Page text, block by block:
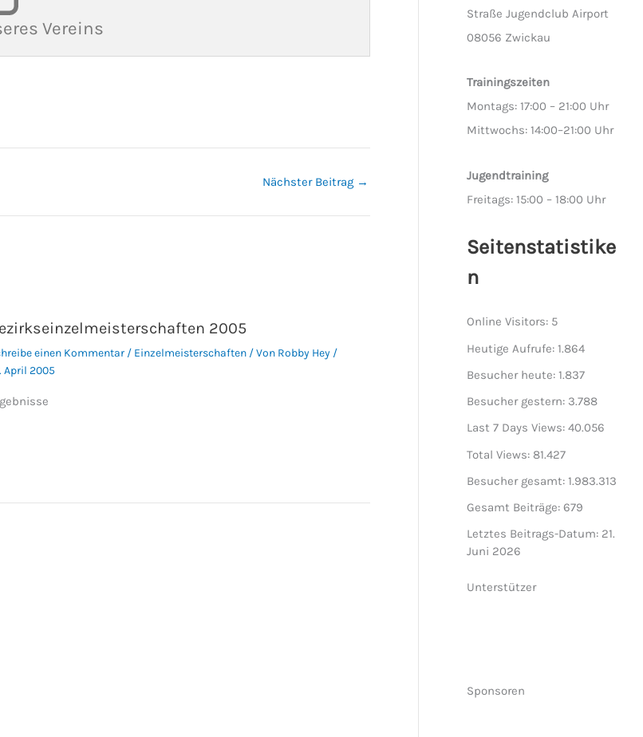
Vereins
Nächster Beitrag →
2005
einen Kommentar / Einzelmeisterschaften/ Von Robby Hey /
April 2005
Straße Jugendclub Airport
08056 Zwickau
Trainingszeiten
Montags: 17:00 – 21:00 Uhr
Mittwochs: 14:00–21:00 Uhr
Jugendtraining
Freitags: 15:00 – 18:00 Uhr
Seitenstatistike
n
Online Visitors: 5
Heutige Aufrufe:1.864
Besucher heute:1.837
Besucher gestern: 3.788
Last 7 Days Views:40.056
Total Views: 81.427
Besucher gesamt:1.983.313
Gesamt Beiträge:679
Letztes Beitrags-Datum: 21.
Juni 2026
Unterstützer
Sponsoren